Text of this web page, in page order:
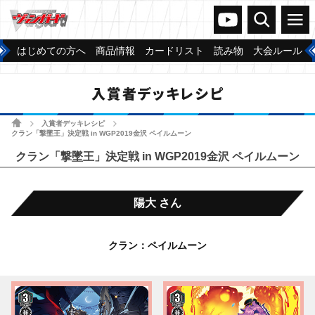
ヴァンガードch
検索 メニュー
はじめての方へ 商品情報 カードリスト 読み物 大会ルール
入賞者デッキレシピ
ホーム 入賞者デッキレシピ
クラン「撃墜王」決定戦 in WGP2019金沢 ペイルムーン
クラン「撃墜王」決定戦 in WGP2019金沢 ペイルムーン
陽大 さん
クラン：ペイルムーン